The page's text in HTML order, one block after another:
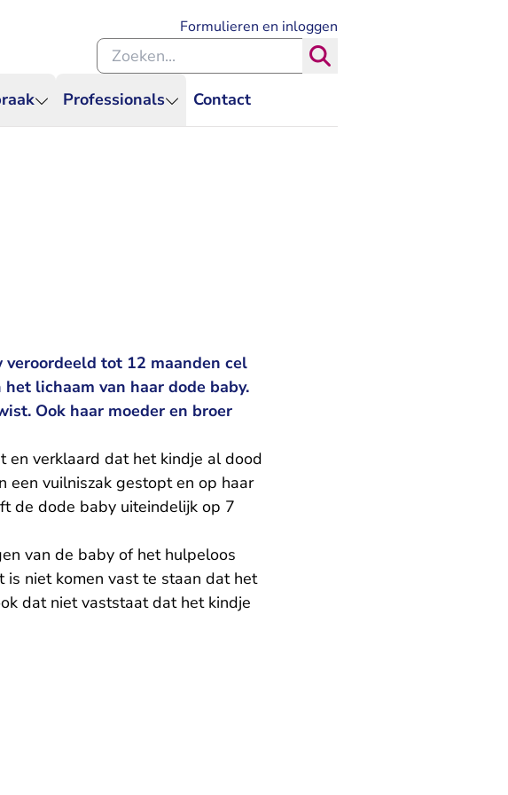
Professionals Contact
Formulieren en inloggen
Zoeken binnen de Rechtspraak
tot 12 maanden cel
lichaam van haar dode baby.
Ook haar moeder en broer
en verklaard dat het kindje al dood
een vuilniszak gestopt en op haar
de dode baby uiteindelijk op 7
van de baby of het hulpeloos
is niet komen vast te staan dat het
dat niet vaststaat dat het kindje